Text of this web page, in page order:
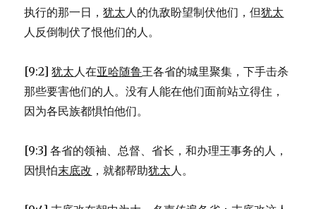
执行的那一日，犹太人的仇敌盼望制伏他们，但犹太
人反倒制伏了恨他们的人。
[9:2]犹太人在亚哈随鲁王各省的城里聚集，下手击杀
那些要害他们的人。没有人能在他们面前站立得住，
因为各民族都惧怕他们。
[9:3] 各省的领袖、总督、省长，和办理王事务的人，
因惧怕末底改 ，就都帮助犹太人。